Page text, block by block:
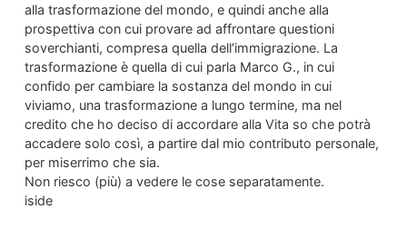
alla trasformazione del mondo, e quindi anche alla
prospettiva con cui provare ad affrontare questioni
soverchianti, compresa quella dell’immigrazione. La
trasformazione è quella di cui parla Marco G., in cui
confido per cambiare la sostanza del mondo in cui
viviamo, una trasformazione a lungo termine, ma nel
credito che ho deciso di accordare alla Vita so che potrà
accadere solo così, a partire dal mio contributo personale,
per miserrimo che sia.
Non riesco (più) a vedere le cose separatamente.
iside